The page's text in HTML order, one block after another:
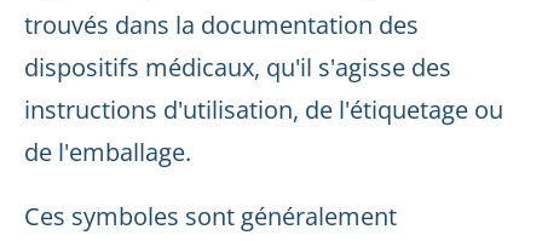
trouvés dans la documentation des
dispositifs médicaux, qu'il s'agisse des
instructions d'utilisation, de l'étiquetage ou
de l'emballage.
Ces symboles sont généralement